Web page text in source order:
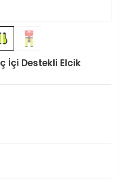
İçi Destekli Elcik